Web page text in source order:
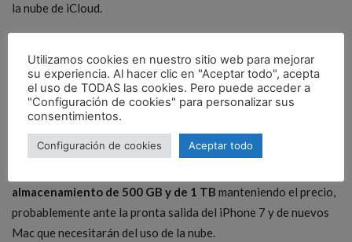
la nube de iCloud.
200 GB por 2,99 euros al mes
1 TB por 9,99 euros al mes
2 TB por 19,99 euros al mes
La opción de 50 GB sigue siendo la más económica al no
almacenamiento de 500 GB y de 1 TB manteniendo el precio,
probablemente ante la pronta salida del iPhone 7 y de nuevos
Mac que necesitarán del uso de la nube.
Utilizamos cookies en nuestro sitio web para mejorar
su experiencia. Al hacer clic en "Aceptar todo", acepta
el uso de TODAS las cookies. Pero puede acceder a
"Configuración de cookies" para personalizar sus
consentimientos.
Configuración de cookies Aceptar todo